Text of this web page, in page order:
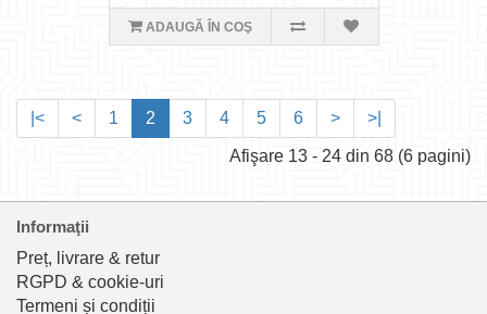
ADAUGĂ ÎN COŞ
|< < 1 2 3 4 5 6 > >|
Afişare 13 - 24 din 68 (6 pagini)
Informaţii
Preț, livrare & retur
RGPD & cookie-uri
Termeni și condiții